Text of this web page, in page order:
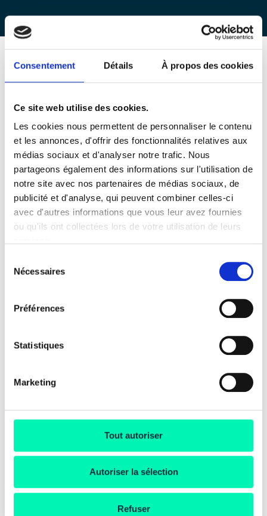
Consentement Détails À propos des cookies
Ce site web utilise des cookies.
Les cookies nous permettent de personnaliser le contenu
et les annonces, d'offrir des fonctionnalités relatives aux
médias sociaux et d'analyser notre trafic. Nous
partageons également des informations sur l'utilisation de
notre site avec nos partenaires de médias sociaux, de
publicité et d'analyse, qui peuvent combiner celles-ci
avec d'autres informations que vous leur avez fournies
ou qu'ils ont collectées lors de votre utilisation de leurs
Nécessaires
Préférences
Statistiques
Marketing
Tout autoriser
Autoriser la sélection
Refuser
Aquisition de donateurs
Recrutez de nouveaux donateurs sans qu’ils se
sentent recrutés. Nos services d’aquisition de
donateurs examinent votre stratégie de
recrutement et examinent les capacités
multicanaux, en ligne et hors ligne.
Développement des donateurs
L’aquisition peut être coûteuse, il est donc
Fundraising
en matière de développement et de gestion des
donateurs, nous établissons des relations
solides avec les donateurs par le biais d’histoires
et d’engagements. Ceci est guidé par une règle
simple, plus un donateur fait d’engagements,
Développement de la marque et
de la proposition
Dans un marché encombré, il est décisif